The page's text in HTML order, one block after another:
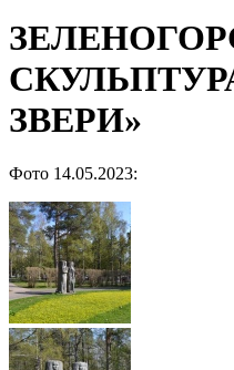
ЗВЕРИ»
Фото 14.05.2023: